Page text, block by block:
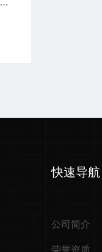
快速导航
公司简介
荣誉资质